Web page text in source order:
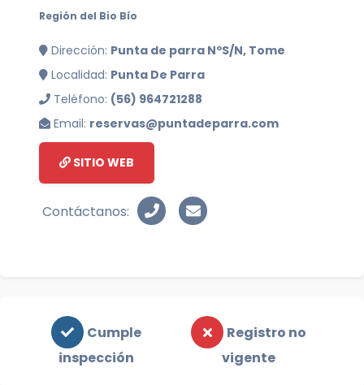
Región del Bio Bío
Dirección: Punta de parra NºS/N, Tome
Localidad: Punta De Parra
Teléfono: (56) 964721288
Email: reservas@puntadeparra.com
SITIO WEB
Contáctanos:
Cumple
inspección
Registro no
vigente